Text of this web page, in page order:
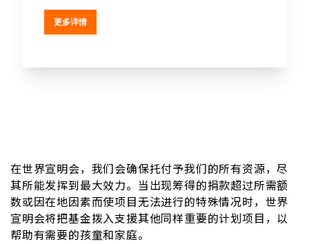
更多详情
在世界宣明会，我们会确保托付予我们的所有资源，尽
其所能发挥到最大效力。当出现筹得的捐款超过所需额
数或因在地因素而使项目无法进行的特殊情况时，世界
宣明会将把基金拨入支援其他同样重要的计划项目，以
帮助有需要的孩童和家庭。